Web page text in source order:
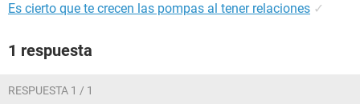
Es cierto que te crecen las pompas al tener relaciones ✓
1 respuesta
RESPUESTA 1 / 1